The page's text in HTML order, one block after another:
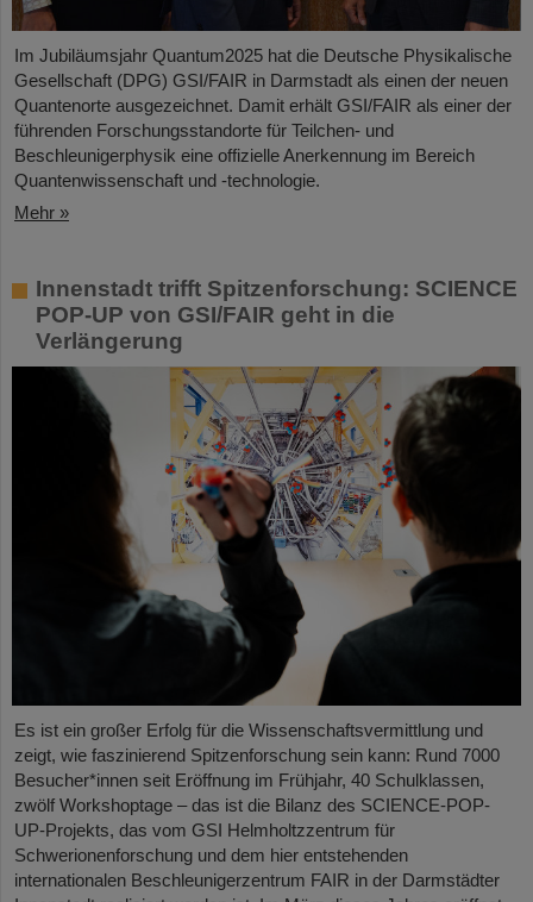
Im Jubiläumsjahr Quantum2025 hat die Deutsche Physikalische
Gesellschaft (DPG) GSI/FAIR in Darmstadt als einen der neuen
Quantenorte ausgezeichnet. Damit erhält GSI/FAIR als einer der
führenden Forschungsstandorte für Teilchen- und
Beschleunigerphysik eine offizielle Anerkennung im Bereich
Quantenwissenschaft und -technologie.
Mehr »
Innenstadt trifft Spitzenforschung: SCIENCE
POP-UP von GSI/FAIR geht in die
Verlängerung
Es ist ein großer Erfolg für die Wissenschaftsvermittlung und
zeigt, wie faszinierend Spitzenforschung sein kann: Rund 7000
Besucher*innen seit Eröffnung im Frühjahr, 40 Schulklassen,
zwölf Workshoptage – das ist die Bilanz des SCIENCE-POP-
UP-Projekts, das vom GSI Helmholtzzentrum für
Schwerionenforschung und dem hier entstehenden
internationalen Beschleunigerzentrum FAIR in der Darmstädter